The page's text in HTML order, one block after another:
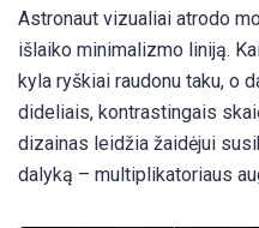
Astronaut vizualiai atrodo
išlaiko minimalizmo liniją.
kyla ryškiai raudonu taku, o
dideliais, kontrastingais
dizainas leidžia žaidėjui
dalyką – multiplikatoriaus